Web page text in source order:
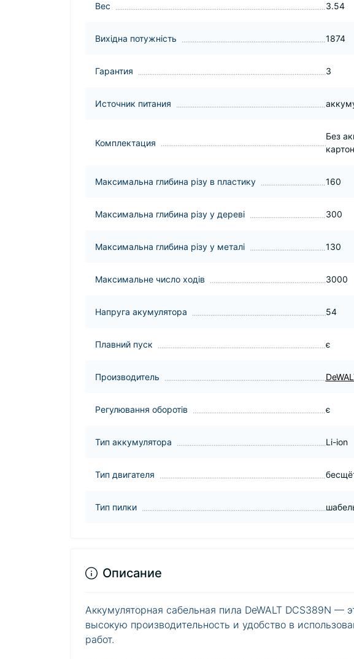
Вес 3.54
Вихідна потужність 1874
Гарантия 3
Источник питания
Комплектация
Без
Максимальна глибина різу в пластику 160
Максимальна глибина різу у дереві 300
Максимальна глибина різу у металі 130
Максимальне число ходів 3000
Напруга акумулятора 54
Плавний пуск є
Производитель
Регулювання оборотів є
Тип аккумулятора Li-ion
Тип двигателя
Тип пилки
Описание
Аккумуляторная сабельная пила DeWALT DCS389N
высокую производительность и удобство в
работ.